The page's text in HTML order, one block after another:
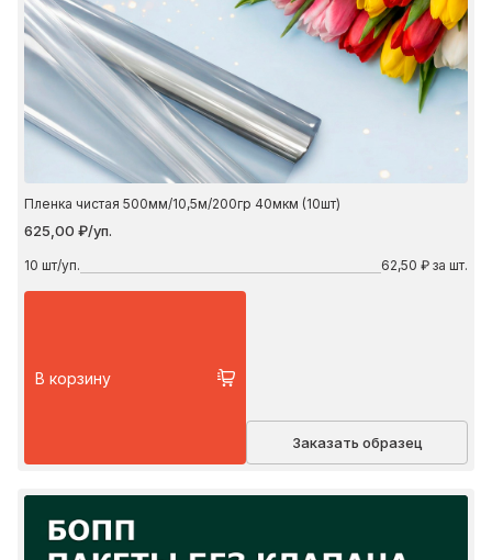
Пленка чистая 500мм/10,5м/200гр 40мкм (10шт)
625,00 ₽/уп.
10 шт/уп. 62,50 ₽ за шт.
В корзину
Заказать образец